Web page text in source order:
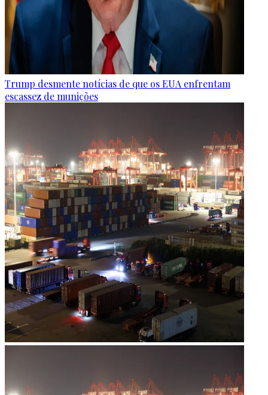
Trump desmente notícias de que os EUA enfrentam
escassez de munições